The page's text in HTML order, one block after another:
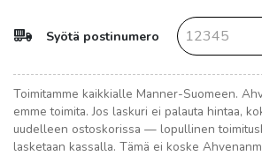
Syötä postinumero
Toimitamme kaikkialle Manner-Suomeen.
emme toimita. Jos laskuri ei palauta hintaa,
uudelleen ostoskorissa — lopullinen
lasketaan kassalla. Tämä ei koske